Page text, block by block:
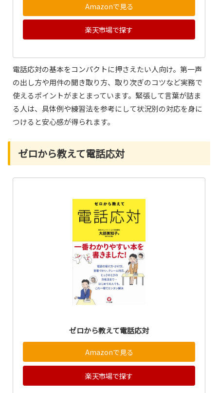
Amazonで見る
楽天市場で探す
電話応対の基本をコンパクトに押さえたい人向け。第一声
の出し方や用件の聞き取り方、取り次ぎのコツなど実務で
使えるポイントがまとまっています。緊張して言葉が詰ま
る人は、具体例や練習法を参考にして状況別の対応を身に
つけると安心感が得られます。
ゼロから教えて電話応対
ゼロから教えて電話応対
Amazonで見る
楽天市場で探す